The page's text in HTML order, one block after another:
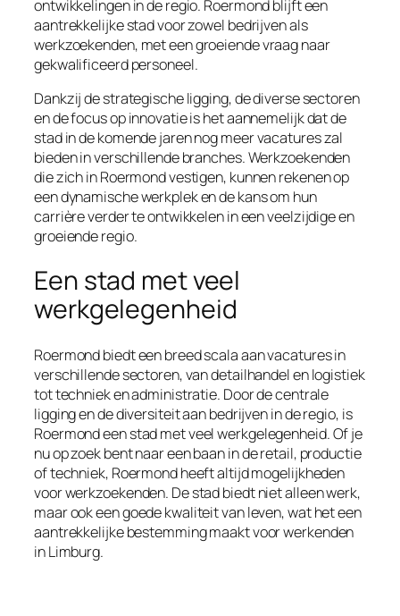
ontwikkelingen in de regio. Roermond blijft een
aantrekkelijke stad voor zowel bedrijven als
werkzoekenden, met een groeiende vraag naar
gekwalificeerd personeel.
Dankzij de strategische ligging, de diverse sectoren
en de focus op innovatie is het aannemelijk dat de
stad in de komende jaren nog meer vacatures zal
bieden in verschillende branches. Werkzoekenden
die zich in Roermond vestigen, kunnen rekenen op
een dynamische werkplek en de kans om hun
carrière verder te ontwikkelen in een veelzijdige en
groeiende regio.
Een stad met veel
werkgelegenheid
Roermond biedt een breed scala aan vacatures in
verschillende sectoren, van detailhandel en logistiek
tot techniek en administratie. Door de centrale
ligging en de diversiteit aan bedrijven in de regio, is
Roermond een stad met veel werkgelegenheid. Of je
nu op zoek bent naar een baan in de retail, productie
of techniek, Roermond heeft altijd mogelijkheden
voor werkzoekenden. De stad biedt niet alleen werk,
maar ook een goede kwaliteit van leven, wat het een
aantrekkelijke bestemming maakt voor werkenden
in Limburg.